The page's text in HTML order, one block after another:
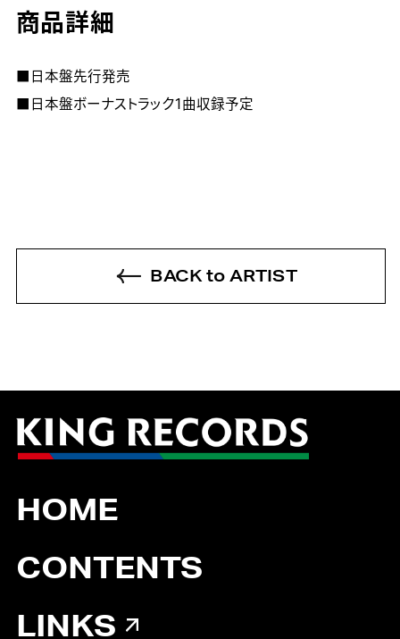
商品詳細
■日本盤先行発売
■日本盤ボーナストラック1曲収録予定
BACK to ARTIST
HOME
CONTENTS
LINKS